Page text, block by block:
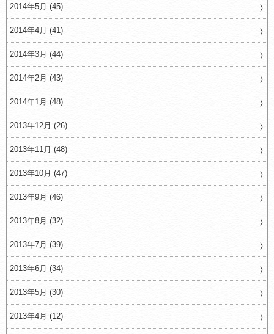
2014年5月 (45)
2014年4月 (41)
2014年3月 (44)
2014年2月 (43)
2014年1月 (48)
2013年12月 (26)
2013年11月 (48)
2013年10月 (47)
2013年9月 (46)
2013年8月 (32)
2013年7月 (39)
2013年6月 (34)
2013年5月 (30)
2013年4月 (12)